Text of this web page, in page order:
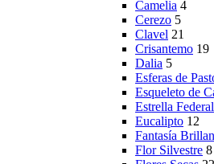
Camelia 4
Cerezo 5
Clavel 21
Crisantemo 19
Dalia 5
Esferas de
Esqueleto de
Estrella Federal
Eucalipto 12
Fantasía
Flor Silvestre 8